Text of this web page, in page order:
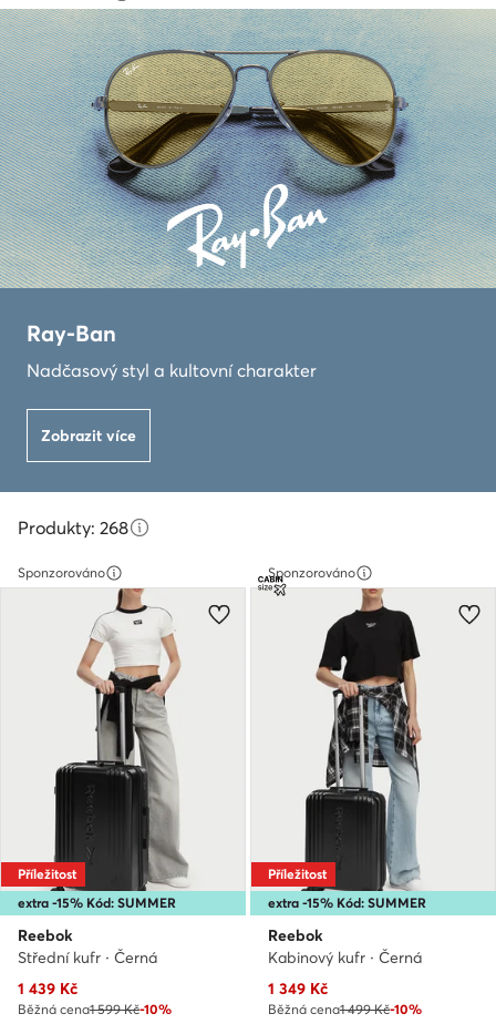
Ray-Ban
Nadčasový styl a kultovní charakter
Zobrazit více
Produkty: 268
Sponzorováno
extra -15% Kód: SUMMER
Příležitost
Reebok
Střední kufr · Černá
Aktuální cena
1 439 Kč
Běžná cena1 599 Kč-10%
Sponzorováno
extra -15% Kód: SUMMER
Příležitost
Reebok
Kabinový kufr · Černá
Aktuální cena
1 349 Kč
Běžná cena1 499 Kč-10%